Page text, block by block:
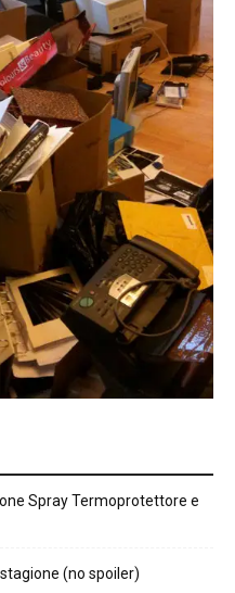
Spray Termoprotettore e
(no spoiler)